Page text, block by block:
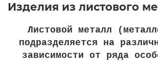
Изделия из листового
Листовой металл
подразделяется на
зависимости от ряда